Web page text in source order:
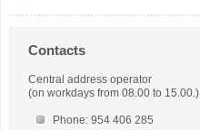
Contacts
Central address operator
(on workdays from 08.00 to 15.00.)
Phone: 954 406 285